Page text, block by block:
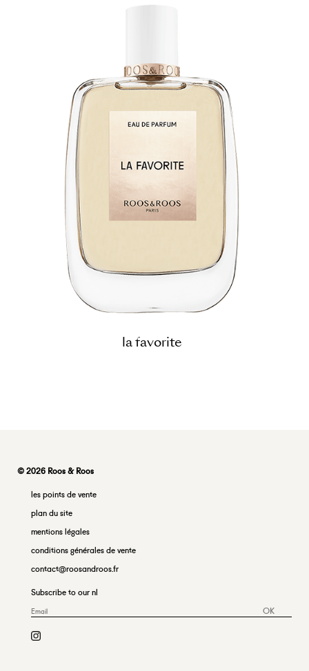
la favorite
© 2026 Roos & Roos
les points de vente
plan du site
mentions légales
conditions générales de vente
contact@roosandroos.fr
Subscribe to our nl
OK